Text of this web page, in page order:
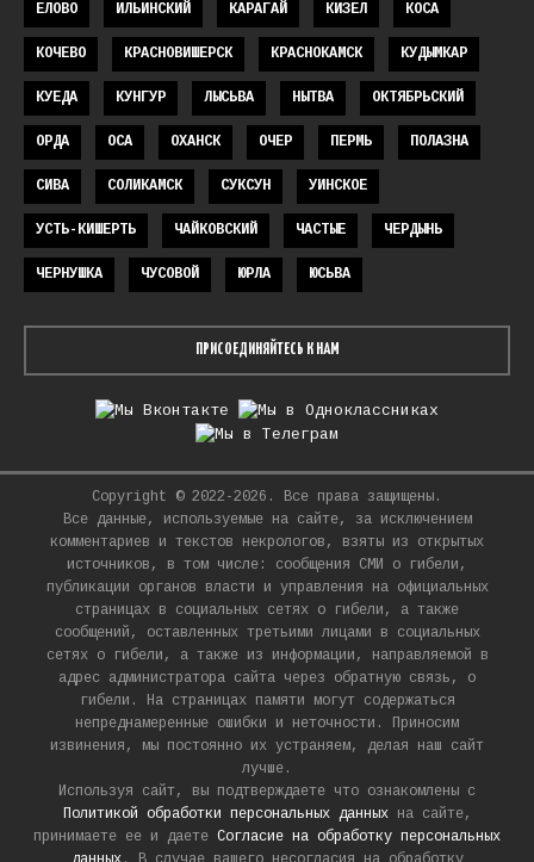
ЕЛОВО ИЛЬИНСКИЙ КАРАГАЙ КИЗЕЛ КОСА
КОЧЕВО КРАСНОВИШЕРСК КРАСНОКАМСК КУДЫМКАР
КУЕДА КУНГУР ЛЫСЬВА НЫТВА ОКТЯБРЬСКИЙ
ОРДА ОСА ОХАНСК ОЧЕР ПЕРМЬ ПОЛАЗНА
СИВА СОЛИКАМСК СУКСУН УИНСКОЕ
УСТЬ-КИШЕРТЬ ЧАЙКОВСКИЙ ЧАСТЫЕ ЧЕРДЫНЬ
ЧЕРНУШКА ЧУСОВОЙ ЮРЛА ЮСЬВА
ПРИСОЕДИНЯЙТЕСЬ К НАМ
Copyright © 2022-2026. Все права защищены.
Все данные, используемые на сайте, за исключением
комментариев и текстов некрологов, взяты из открытых
источников, в том числе: сообщения СМИ о гибели,
публикации органов власти и управления на официальных
страницах в социальных сетях о гибели, а также
сообщений, оставленных третьими лицами в социальных
сетях о гибели, а также из информации, направляемой в
адрес администратора сайта через обратную связь, о
гибели. На страницах памяти могут содержаться
непреднамеренные ошибки и неточности. Приносим
извинения, мы постоянно их устраняем, делая наш сайт
лучше.
Используя сайт, вы подтверждаете что ознакомлены с
Политикой обработки персональных данныхна сайте,
принимаете ее и даете Согласие на обработку персональных